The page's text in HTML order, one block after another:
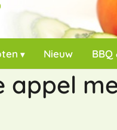
Nieuw
appel